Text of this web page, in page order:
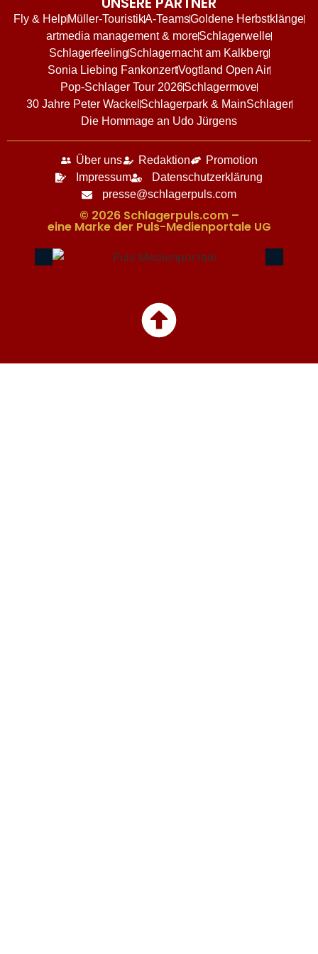
Fly & HelpMüller-TouristikA-TeamsGoldene Herbstklänge
artmedia management & moreSchlagerwelle
SchlagerfeelingSchlagernacht am Kalkberg
Sonia Liebing FankonzertVogtland Open Air
Pop-Schlager Tour 2026Schlagermove
30 Jahre Peter Wackel Schlagerpark & MainSchlager
Die Hommage an Udo Jürgens
Über uns Redaktion
Promotion
Impressum
Datenschutzerklärung
presse@schlagerpuls.com
© 2026 Schlagerpuls.com –
eine Marke der Puls-Medienportale UG​